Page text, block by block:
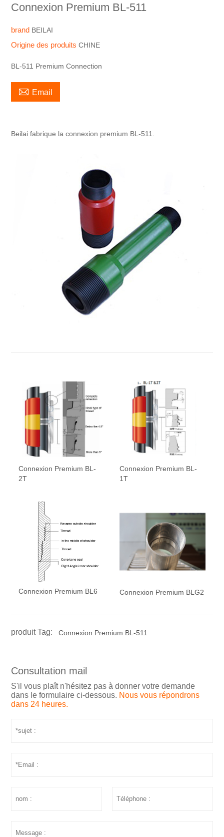
Connexion Premium BL-511
brand BEILAI
Origine des produitsCHINE
BL-511 Premium Connection
 Email
Beilai fabrique la connexion premium BL-511.
Connexion Premium BL-
2T
Connexion Premium BL-
1T
Connexion Premium BL6 Connexion Premium BLG2
produit Tag: Connexion Premium BL-511
Consultation mail
S'il vous plaît n'hésitez pas à donner votre demande
dans le formulaire ci-dessous. Nous vous répondrons
dans 24 heures.